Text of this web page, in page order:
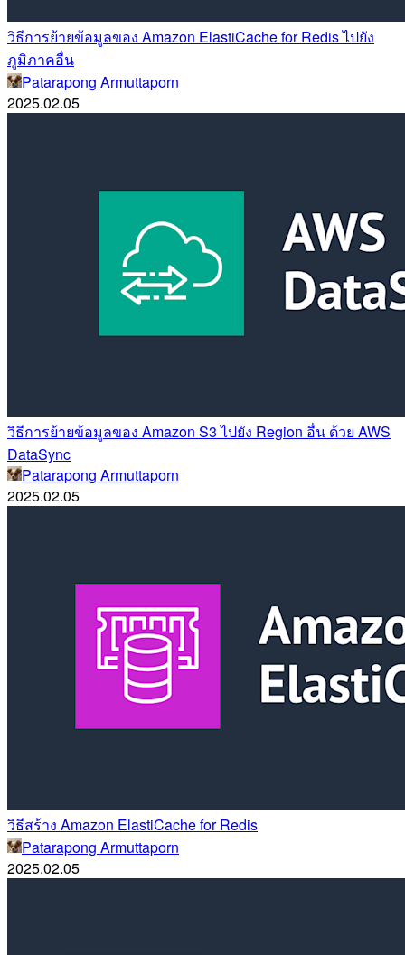
วิธีการย้ายข้อมูลของ Amazon ElastiCache for Redis ไปยัง
ภูมิภาคอื่น
Patarapong Armuttaporn
2025.02.05
วิธีการย้ายข้อมูลของ Amazon S3 ไปยัง Region อื่น ด้วย AWS
DataSync
Patarapong Armuttaporn
2025.02.05
วิธีสร้าง Amazon ElastiCache for Redis
Patarapong Armuttaporn
2025.02.05